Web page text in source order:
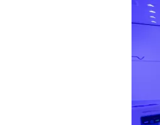
Demolice budov 16, 17
Adaptace budovy